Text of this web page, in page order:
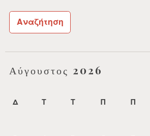
Αύγουστος 2026
Δ Τ Τ Π Π